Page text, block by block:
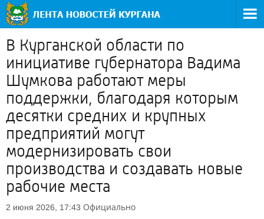
В Курганской области по
инициативе губернатора Вадима
Шумкова работают меры
поддержки, благодаря которым
десятки средних и крупных
предприятий могут
модернизировать свои
производства и создавать новые
рабочие места
2 июня 2026, 17:43 Официально